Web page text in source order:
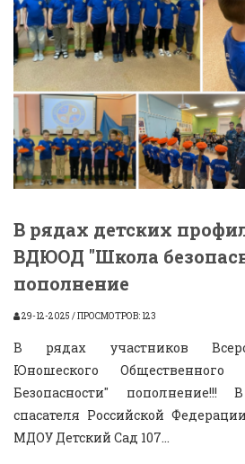
В рядах детских
ВДЮОД "Школа
пополнение
29-12-2025 / ПРОСМОТРОВ: 123
В рядах участников
Юношеского
Безопасности"
спасателя Российской
МДОУ Детский Сад 107...